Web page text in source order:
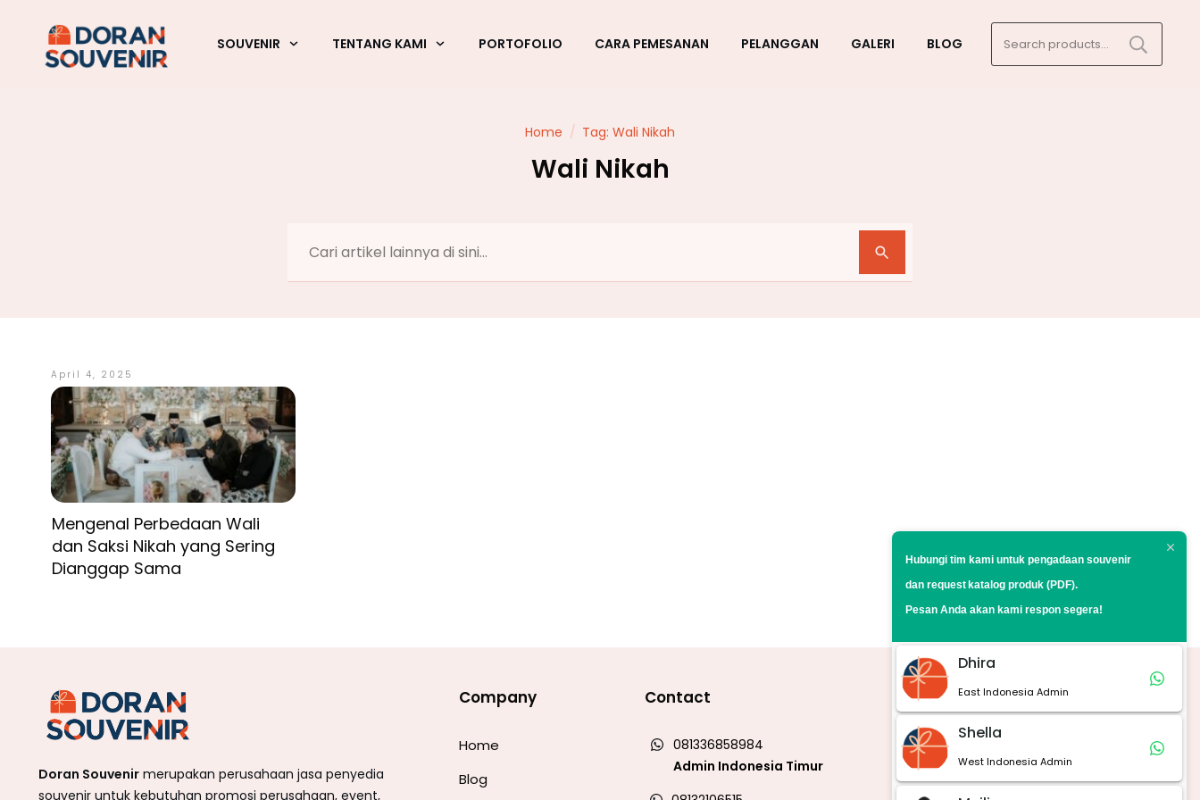
SOUVENIR TENTANG KAMI PORTOFOLIO CARA PEMESANAN PELANGGAN GALERI BLOG
for:
Home / Tag: Wali Nikah
Wali Nikah
April 4, 2025
Mengenal Perbedaan Wali
dan Saksi Nikah yang Sering
Dianggap Sama
Doran Souvenir merupakan perusahaan jasa penyedia
souvenir untuk kebutuhan promosi perusahaan, event,
Company
Home
Blog
Contact
081336858984
Admin Indonesia Timur
Marketplace
Hubungi tim kami untuk pengadaan souvenir
dan requestkatalog produk (PDF).
Pesan Anda akan kami respon segera!
Dhira
East Indonesia Admin
Shella
West Indonesia Admin